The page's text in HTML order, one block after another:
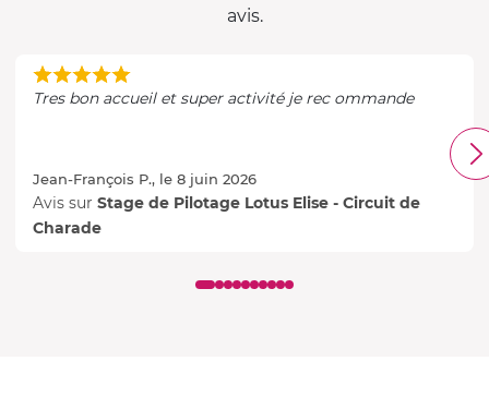
avis.
Tres bon accueil et super activité je rec ommande
Jean-François P., le 8 juin 2026
Avis sur Stage de Pilotage Lotus Elise - Circuit de
Charade